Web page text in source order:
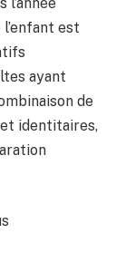
est
ayant
de
identitaires,